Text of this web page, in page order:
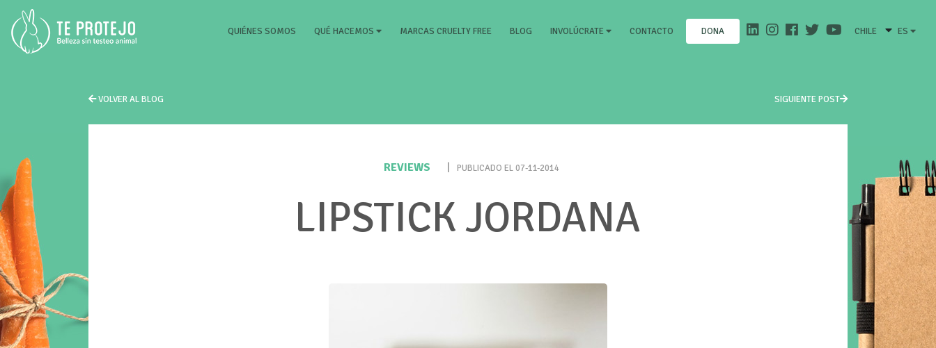
QUIÉNES SOMOS (CURRENT)
QUÉ HACEMOS MARCAS CRUELTY FREE BLOG INVOLÚCRATE CONTACTO DONA CHILE ES
VOLVER AL BLOG SIGUIENTE POST
REVIEWS PUBLICADO EL 07-11-2014
LIPSTICK JORDANA